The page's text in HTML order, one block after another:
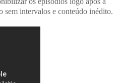
sem intervalos e conteúdo inédito.